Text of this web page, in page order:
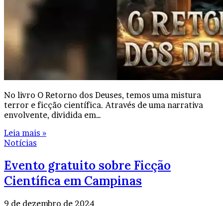
No livro O Retorno dos Deuses, temos uma mistura
terror e ficção científica. Através de uma narrativa
envolvente, dividida em…
Leia mais »
Notícias
Evento gratuito sobre Ficção
Científica em Campinas
9 de dezembro de 2024